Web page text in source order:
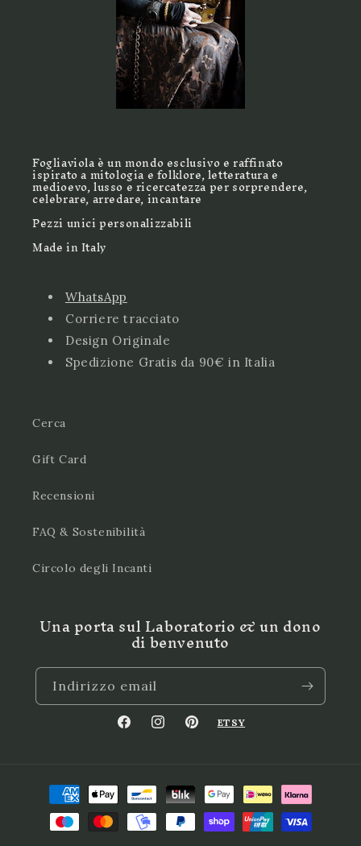
Fogliaviola è un mondo esclusivo e raffinato
ispirato a mitologia e folklore, letteratura e
medioevo, lusso e ricercatezza per sorprendere,
celebrare, arredare, incantare
Pezzi unici personalizzabili
Made in Italy
WhatsApp
Corriere tracciato
Design Originale
Spedizione Gratis da 90€ in Italia
Cerca
Gift Card
Recensioni
FAQ & Sostenibilità
Circolo degli Incanti
Una porta sul Laboratorio & un dono
di benvenuto
Indirizzo email
FacebookInstagramPinterest
ETSY
Metodi
pagamento